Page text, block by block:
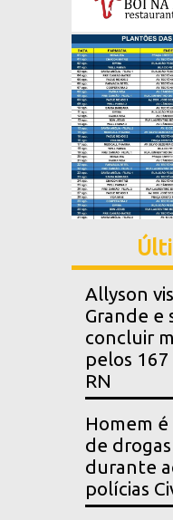
Allyson
Grande e
concluir
pelos
RN
Homem
de
durante
polícias